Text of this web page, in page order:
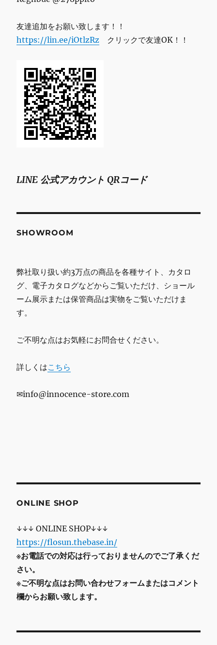
友達追加をお願い致します！！
https://lin.ee/iOtlzRz クリックで友達OK！！
LINE 公式アカウント QRコード
SHOWROOM
弊社取り扱い約3万点の商品を各種サイト、カタロ
グ、電子カタログなどからご覧いただけ、ショール
ーム展示または保管商品は実物をご覧いただけま
す。
ご不明な点はお気軽にお問合せください。
詳しくはこちら
✉info@innocence-store.com
ONLINE SHOP
↓↓↓ ONLINE SHOP↓↓↓
https://flosun.thebase.in/
※お電話での対応は行っておりませんのでご了承くだ
さい。
※ご不明な点はお問い合わせフォームまたはコメント
欄からお願い致します。